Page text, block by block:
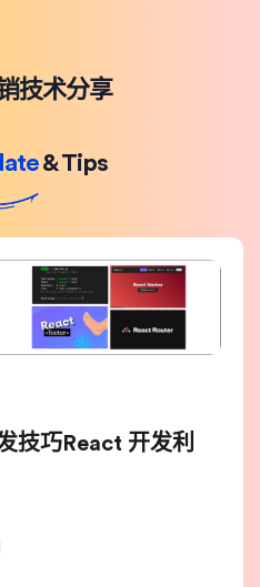
技术分享
& Tips
技巧React 开发利